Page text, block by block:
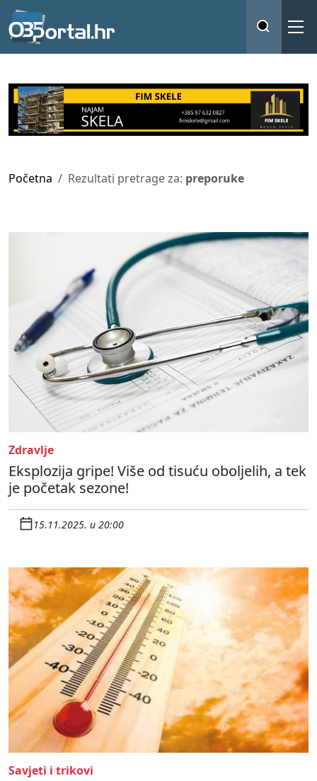
Početna Rezultati pretrage za: preporuke
Zdravlje
Eksplozija gripe! Više od tisuću oboljelih, a tek
je početak sezone!
15.11.2025. u 20:00
Savjeti i trikovi